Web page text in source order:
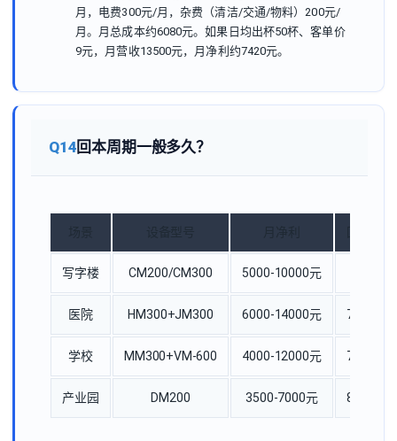
月，电费300元/月，杂费（清洁/交通/物料）200元/
月。月总成本约6080元。如果日均出杯50杯、客单价
9元，月营收13500元，月净利约7420元。
Q14回本周期一般多久？
写字楼 CM200/CM300 5000-10000元
医院 HM300+JM300 6000-14000元 7-12个月
学校 MM300+VM-600 4000-12000元 7-14个月
产业园 DM200 3500-7000元 8-16个月